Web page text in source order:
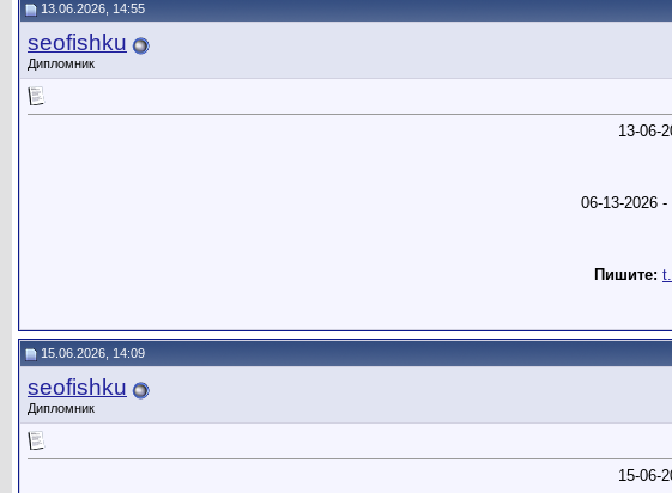
13.06.2026, 14:55
seofishku
Дипломник
13-
06-13-2026
Пишите:
15.06.2026, 14:09
seofishku
Дипломник
15-